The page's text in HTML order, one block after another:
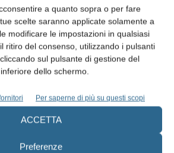
a quanto sopra o per fare
scelte saranno applicate solamente a
modificare le impostazioni in qualsiasi
ritiro del consenso, utilizzando i pulsanti
sul pulsante di gestione del
dello schermo.
Per saperne di più su questi scopi
ACCETTA
Preferenze
alla poltrona
Studio Odontoiatrico